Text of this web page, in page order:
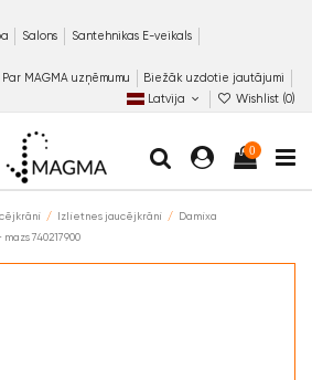
Salons
Santehnikas E-veikals
Par MAGMA uzņēmumu
Biežāk uzdotie jautājumi
Latvija
Wishlist (0)
0
Izlietnes jaucējkrāni
Damixa
740217900